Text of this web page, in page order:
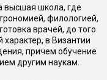
высшая школа, где
филологией,
врачей, до того
в Византии
причем обучение
другим наукам.